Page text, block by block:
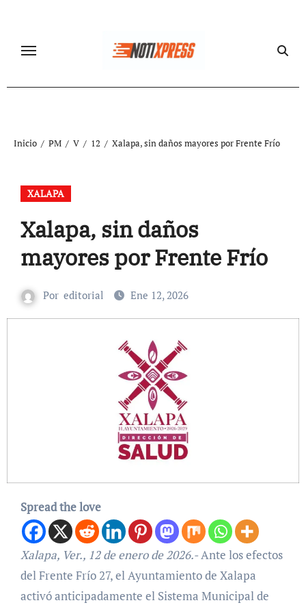
contenido
Inicio PM V 12 Xalapa, sin daños mayores por Frente Frío
XALAPA
Xalapa, sin daños
mayores por Frente Frío
Por editorial Ene 12, 2026
Spread the love
Xalapa, Ver., 12 de enero de 2026.-Ante los efectos
del Frente Frío 27, el Ayuntamiento de Xalapa
activó anticipadamente el Sistema Municipal de